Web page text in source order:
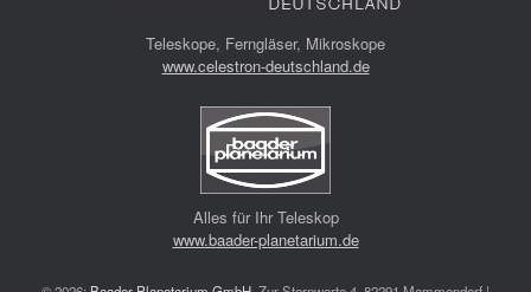
Teleskope, Ferngläser, Mikroskope
www.celestron-deutschland.de
Alles für Ihr Teleskop
www.baader-planetarium.de